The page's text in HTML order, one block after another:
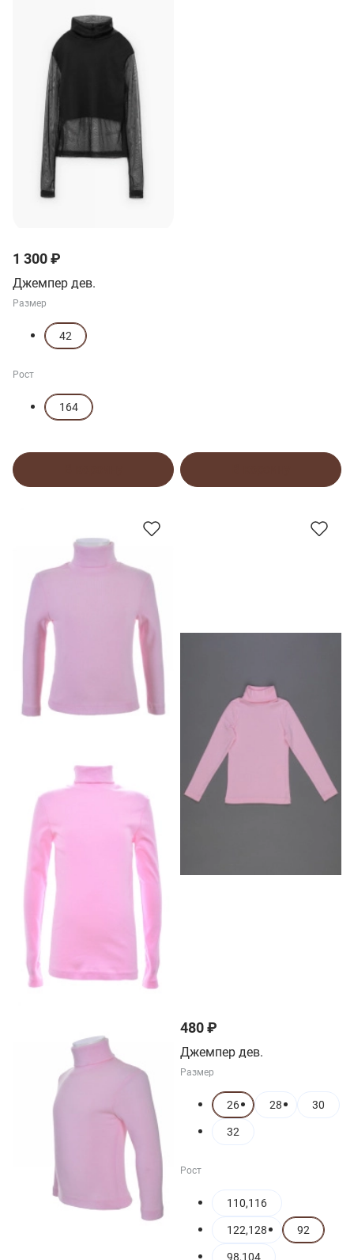
1 300 ₽
Джемпер дев.
Размер
42
Рост
164
480 ₽
Джемпер дев.
Размер
26 28 30
32
Рост
110,116
122,128 92
98,104